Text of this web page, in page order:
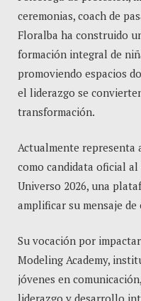
ceremonias, coach de
Floralba ha construido
formación integral de
promoviendo espacios
el liderazgo se
transformación.
Actualmente representa
como candidata oficial
Universo 2026, una
amplificar su mensaje
Su vocación por
Modeling Academy,
jóvenes en